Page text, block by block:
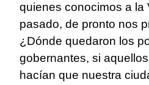
quienes conocimos a la
pasado, de pronto nos
¿Dónde quedaron los
gobernantes, si
hacían que nuestra